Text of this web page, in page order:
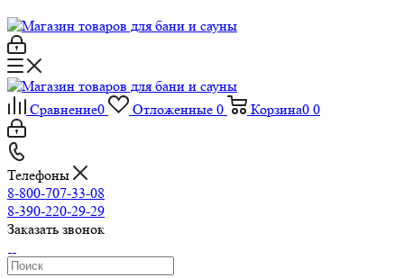
Сравнение0 Отложенные 0 Корзина0 0
Телефоны
8-800-707-33-08
8-390-220-29-29
Заказать звонок